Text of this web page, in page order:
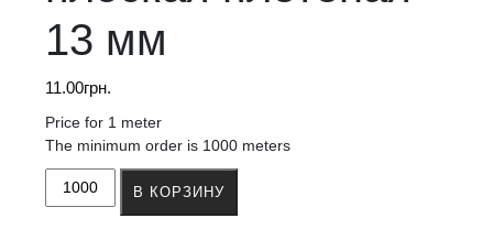
13 мм
11.00грн.
Price for 1 meter
The minimum order is 1000 meters
Количество
В КОРЗИНУ